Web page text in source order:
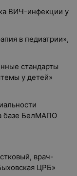
ВИЧ-инфекции у
в педиатрии»,
стандарты
у детей»
базе БелМАПО
врач-
ЦРБ»